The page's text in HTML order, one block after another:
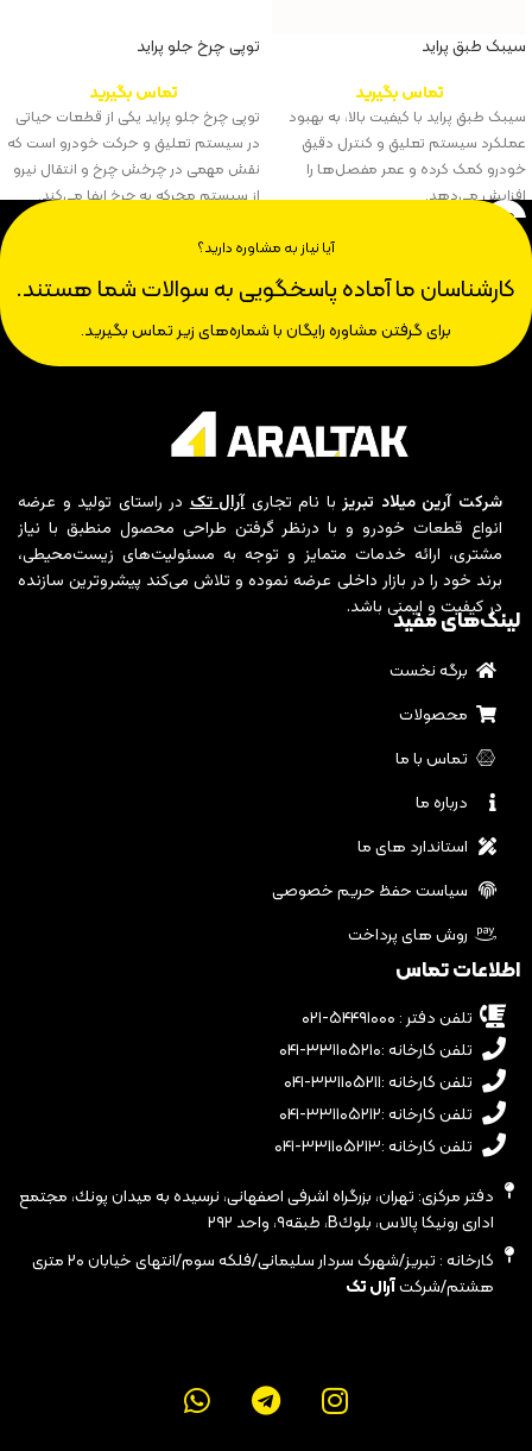
سیبک طبق پراید
تماس بگیرید
سیبک طبق پراید با کیفیت بالا، به بهبود
عملکرد سیستم تعلیق و کنترل دقیق
خودرو کمک کرده و عمر مفصل‌ها را
افزایش می‌دهد.
توپی چرخ جلو پراید
تماس بگیرید
توپی چرخ جلو پراید یکی از قطعات حیاتی
در سیستم تعلیق و حرکت خودرو است که
نقش مهمی در چرخش چرخ و انتقال نیرو
از سیستم محرکه به چرخ ایفا می‌کند.
آیا نیاز به مشاوره دارید؟
کارشناسان ما آماده پاسخگویی به سوالات شما هستند.
برای گرفتن مشاوره رایگان با شماره‌های زیر تماس بگیرید.
شرکت آرین میلاد تبریزبا نام تجاریآرال تکدر راستای تولید و عرضه
انواع قطعات خودرو و با درنظر گرفتن طراحی محصول منطبق با نیاز
مشتری، ارائه خدمات متمایز و توجه به مسئولیت‌های زیست‌محیطی،
برند خود را در بازار داخلی عرضه نموده و تلاش می‌کند پیشروترین سازنده
در کیفیت و ایمنی باشد.
لینک‌های مفید
برگه نخست
محصولات
تماس با ما
درباره ما
استاندارد های ما
سیاست حفظ حریم خصوصی
روش های پرداخت
اطلاعات تماس
تلفن دفتر : ۵۴۴۹۱۰۰۰-۰۲۱
تلفن کارخانه :۳۳۱۱۰۵۲۱۰-۰۴۱
تلفن کارخانه :۳۳۱۱۰۵۲۱۱-۰۴۱
تلفن کارخانه :۳۳۱۱۰۵۲۱۲-۰۴۱
تلفن کارخانه :۳۳۱۱۰۵۲۱۳-۰۴۱
دفتر مرکزی: تهران، بزرگراه اشرفى اصفهانى، نرسيده به ميدان پونك، مجتمع
ادارى رونيكا پالاس، بلوكB، طبقه٩، واحد ٢٩٢
کارخانه : تبریز/شهرک سردار سلیمانی/فلکه سوم/انتهای خیابان ۲۰ متری
هشتم/شرکتآرال تک